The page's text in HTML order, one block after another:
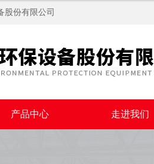
股份有限公司
产品中心 走进我们